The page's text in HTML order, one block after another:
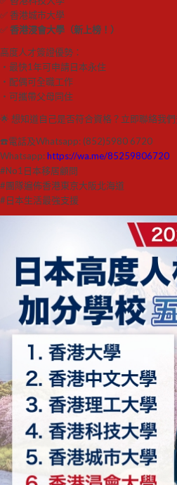
✅ 香港城市大學
✅香港浸會大學（新上榜！）
高度人才簽證優勢：
・最快1年可申請日本永住
・配偶可全職工作
・可攜帶父母同住
🌟 想知道自己是否符合資格？立即聯絡我們
☎️電話及Whatsapp: (852)5980 6720
Whatsapp:https://wa.me/85259806720
#No1日本移居顧問
#團隊遍佈香港東京大阪北海道
#日本生活最強支援